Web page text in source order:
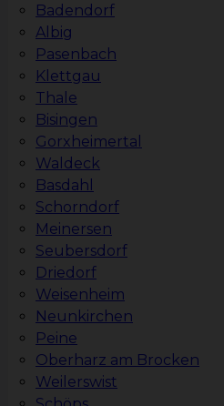
Badendorf
Albig
Pasenbach
Klettgau
Thale
Bisingen
Gorxheimertal
Waldeck
Basdahl
Schorndorf
Meinersen
Seubersdorf
Driedorf
Weisenheim
Neunkirchen
Peine
Oberharz am Brocken
Weilerswist